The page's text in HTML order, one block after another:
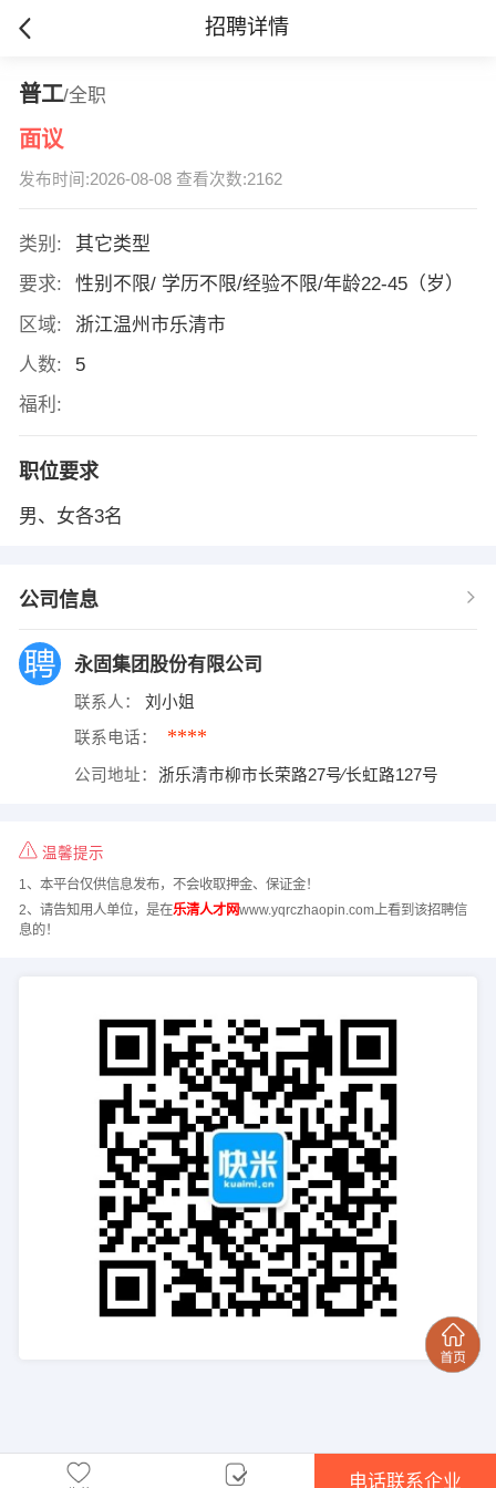
招聘详情
普工/全职
面议
发布时间:2026-08-08 查看次数:2162
类别:
其它类型
要求:
性别不限/ 学历不限/经验不限/年龄22-45（岁）
区域:
浙江温州市乐清市
人数:
5
福利:
职位要求
男、女各3名
公司信息
永固集团股份有限公司
联系人： 刘小姐
联系电话： ****
公司地址： 浙乐清市柳市长荣路27号∕长虹路127号
温馨提示
1、本平台仅供信息发布，不会收取押金、保证金！
2、请告知用人单位，是在乐清人才网www.yqrczhaopin.com上看到该招聘信
息的！
电话联系企业